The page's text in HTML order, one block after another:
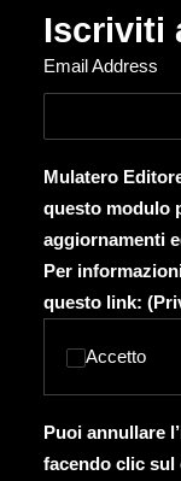
Iscriviti
Email Address
Mulatero
questo modulo
aggiornamenti
Per
questo link: (
Accetto
Puoi annullare
facendo clic sul